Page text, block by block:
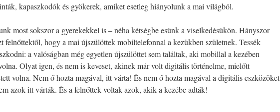
kapaszkodók és gyökerek, amiket esetleg hiányolunk a mai világból.
most sokszor a gyerekekkel is – néha kétségbe esünk a viselkedésükön. Hányszor
felnőttektől, hogy a mai újszülöttek mobiltelefonnal a kezükben születnek. Tessék
a valóságban még egyetlen újszülöttet sem találtak, aki mobillal a kezében
Olyat igen, és nem is keveset, akinek már volt digitális történelme, mielőtt
volna. Nem ő hozta magával, itt várta! És nem ő hozta magával a digitális eszközöket
azok itt várták. És a felnőttek voltak azok, akik a kezébe adták!